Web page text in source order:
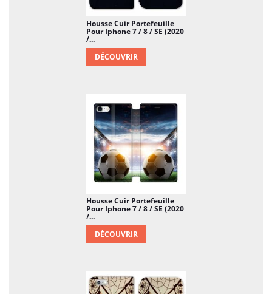
Housse Cuir Portefeuille
Pour Iphone 7 / 8 / SE (2020
/...
DÉCOUVRIR
Housse Cuir Portefeuille
Pour Iphone 7 / 8 / SE (2020
/...
DÉCOUVRIR